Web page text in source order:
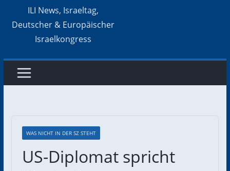
ILI News, Israeltag,
Deutscher & Europäischer
Israelkongress
WAS NICHT IN DER SZ STEHT
US-Diplomat spricht